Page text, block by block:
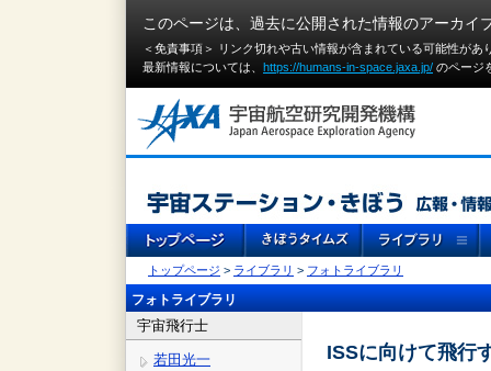
このページは、過去に公開された情報のアーカイ
＜免責事項＞ リンク切れや古い情報が含まれている可能性が
最新情報については、 https://humans-in-space.jaxa.jp/ のページ
トップページ > ライブラリ > フォトライブラリ
フォトライブラリ
宇宙飛行士
若田光一
ISSに向けて飛行